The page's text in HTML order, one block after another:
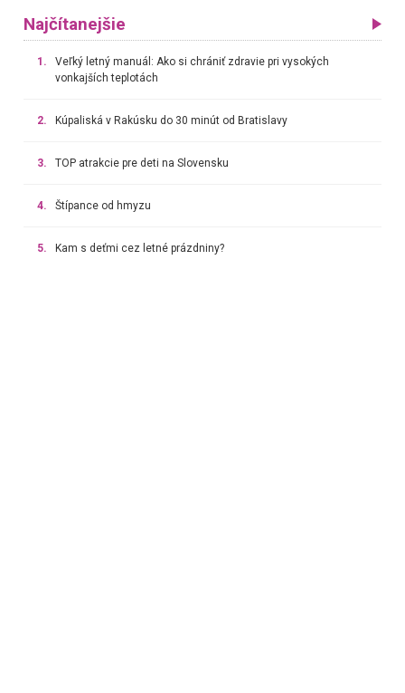
Najčítanejšie
1.
Veľký letný manuál: Ako si chrániť zdravie pri vysokých
vonkajších teplotách
2. Kúpaliská v Rakúsku do 30 minút od Bratislavy
3. TOP atrakcie pre deti na Slovensku
4. Štípance od hmyzu
5. Kam s deťmi cez letné prázdniny?